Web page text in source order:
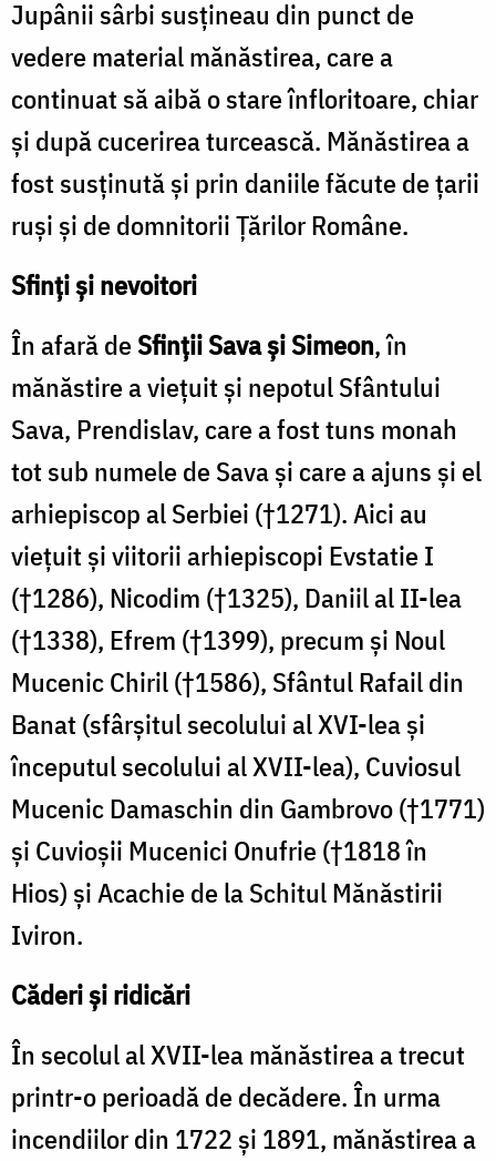
Jupânii sârbi susţineau din punct de
vedere material mănăstirea, care a
continuat să aibă o stare înfloritoare, chiar
şi după cucerirea turcească. Mănăstirea a
fost susţinută şi prin daniile făcute de ţarii
ruşi şi de domnitorii Ţărilor Române.
Sfinţi şi nevoitori
În afară deSfinţii Sava şi Simeon, în
mănăstire a vieţuit şi nepotul Sfântului
Sava, Prendislav, care a fost tuns monah
tot sub numele de Sava şi care a ajuns şi el
arhiepiscop al Serbiei (†1271). Aici au
vieţuit şi viitorii arhiepiscopi Evstatie I
(†1286), Nicodim (†1325), Daniil al II-lea
(†1338), Efrem (†1399), precum şi Noul
Mucenic Chiril (†1586), Sfântul Rafail din
Banat (sfârşitul secolului al XVI-lea şi
începutul secolului al XVII-lea), Cuviosul
Mucenic Damaschin din Gambrovo (†1771)
şi Cuvioşii Mucenici Onufrie (†1818 în
Hios) şi Acachie de la Schitul Mănăstirii
Iviron.
Căderi şi ridicări
În secolul al XVII-lea mănăstirea a trecut
printr-o perioadă de decădere. În urma
incendiilor din 1722 şi 1891, mănăstirea a